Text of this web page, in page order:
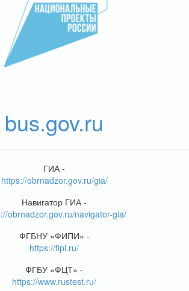
bus.gov.ru
ГИА -
https://obrnadzor.gov.ru/gia/
Навигатор ГИА -
obrnadzor.gov.ru/navigator-gia/
ФГБНУ «ФИПИ» -
https://fipi.ru/
ФГБУ «ФЦТ» -
https://www.rustest.ru/